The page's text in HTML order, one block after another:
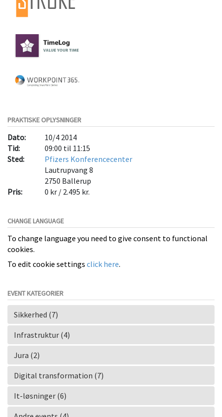
PRAKTISKE OPLYSNINGER
Dato:
10/4 2014
Tid:
09:00 til 11:15
Sted:
Pfizers Konferencecenter
Lautrupvang 8
2750 Ballerup
Pris:
0 kr / 2.495 kr.
CHANGE LANGUAGE
To change language you need to give consent to functional
cookies.
To edit cookie settings click here.
EVENT KATEGORIER
Sikkerhed (7)
Infrastruktur (4)
Jura (2)
Digital transformation (7)
It-løsninger (6)